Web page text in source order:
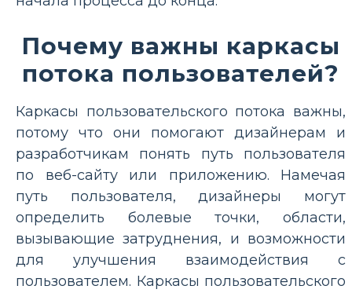
Почему важны каркасы
потока пользователей?
Каркасы пользовательского потока важны,
потому что они помогают дизайнерам и
разработчикам понять путь пользователя
по веб-сайту или приложению. Намечая
путь пользователя, дизайнеры могут
определить болевые точки, области,
вызывающие затруднения, и возможности
для улучшения взаимодействия с
пользователем. Каркасы пользовательского